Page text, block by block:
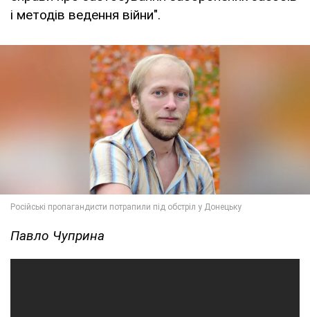
і методів ведення війни".
Павло Чуприна